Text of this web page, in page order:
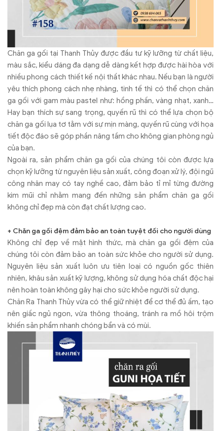
Chăn ga gối tại Thanh Thủy được đầu tư kỹ lưỡng từ chất liệu,
màu sắc, kiểu dáng đa dạng dễ dàng kết hợp được hài hòa với
nhiều phong cách thiết kế nội thất khác nhau. Nếu bạn là người
yêu thích phong cách nhẹ nhàng, tinh tế thì có thể chọn chăn
ga gối với gam màu pastel như: hồng phấn, vàng nhạt, xanh…
Hay bạn thích sự sang trọng, quyến rũ thì có thể lựa chọn bộ
chăn ga gối lụa tơ tằm với sự mịn màng, quyến rũ cùng với họa
tiết độc đáo sẽ góp phần nâng tầm cho không gian phòng ngủ
của bạn.
Ngoài ra, sản phẩm chăn ga gối của chúng tôi còn được lựa
chọn kỹ lưỡng từ nguyên liệu sản xuất, công đoạn xử lý, đội ngũ
công nhân may có tay nghề cao, đảm bảo tỉ mỉ từng đường
kim mũi chỉ nhằm mang đến những sản phẩm chăn ga gối
không chỉ đẹp mà còn đạt chất lượng cao.
+ Chăn ga gối đệm đảm bảo an toàn tuyệt đối cho người dùng
Không chỉ đẹp về mặt hình thức, mà chăn ga gối đệm của
chúng tôi còn đảm bảo an toàn sức khỏe cho người sử dụng.
Nguyên liệu sản xuất luôn ưu tiên loại có nguồn gốc thiên
nhiên, khâu sản xuất kỹ lượng, không sử dụng hóa chất độc hại
nên hoàn toàn không gây hại cho sức khỏe người sử dụng.
Chăn Ra Thanh Thủy vừa có thể giữ nhiệt để cơ thể đủ ấm, tạo
nên giấc ngủ ngon, vừa thông thoáng, tránh ra mồ hôi trộm
khiến sản phẩm nhanh chóng bẩn và có mùi.